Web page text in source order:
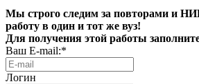
Мы строго следим за повторами и
работу в один и тот же вуз!
Для получения этой работы
Ваш E-mail:*
Логин